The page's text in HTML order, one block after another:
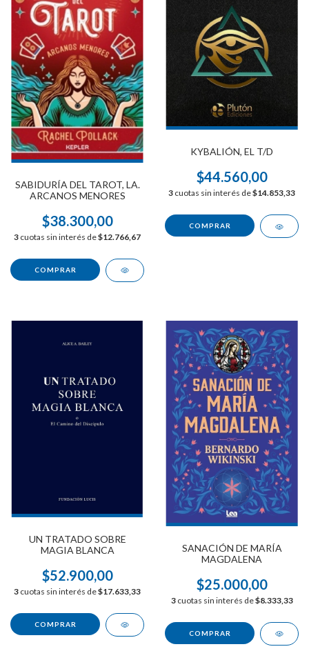
SABIDURÍA DEL TAROT, LA.
ARCANOS MENORES
$38.300,00
3 cuotas sin interés de$12.766,67
KYBALIÓN, EL T/D
$44.560,00
3 cuotas sin interés de$14.853,33
UN TRATADO SOBRE
MAGIA BLANCA
$52.900,00
3 cuotas sin interés de$17.633,33
SANACIÓN DE MARÍA
MAGDALENA
$25.000,00
3 cuotas sin interés de$8.333,33